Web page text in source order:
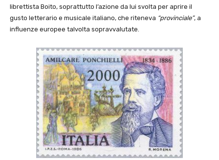
librettista Boito, soprattutto l’azione da lui svolta per aprire il
gusto letterario e musicale italiano, che riteneva “provinciale”, a
influenze europee talvolta sopravvalutate.